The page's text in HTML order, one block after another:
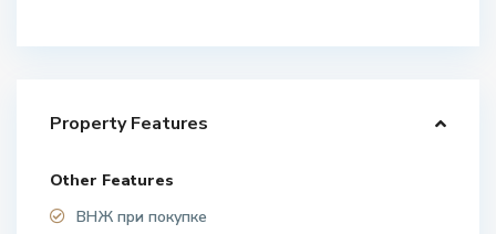
Property Features
Other Features
ВНЖ при покупке